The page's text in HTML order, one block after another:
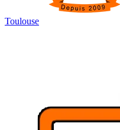
Toulouse